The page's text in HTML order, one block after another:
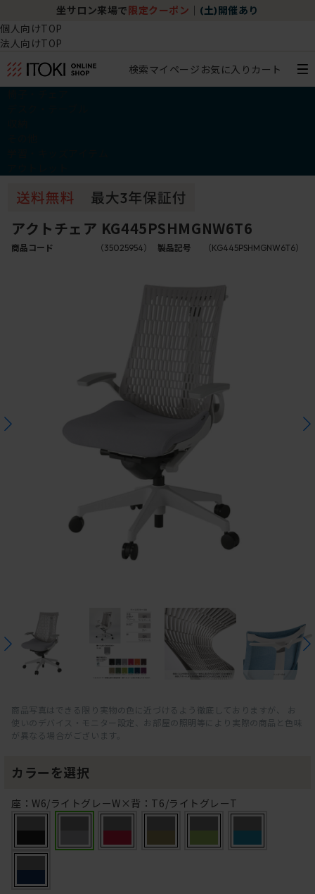
チェア体験ショールーム｜ZA SALON
個人向けTOP
法人向けTOP
検索マイページ お気に入り カート
アクトチェア KG445PSHMGNW6T6
商品コード （35025954） 製品記号 （KG445PSHMGNW6T6）
商品写真はできる限り実物の色に近づけるよう徹底しておりますが、 お
使いのデバイス・モニター設定、お部屋の照明等により実際の商品と色味
が異なる場合がございます。
カラーを選択
座：W6/ライトグレーW×背：T6/ライトグレーT